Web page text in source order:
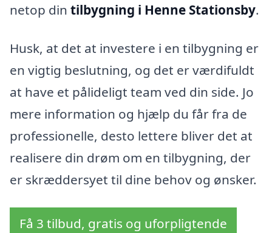
netop din tilbygning i Henne Stationsby.
Husk, at det at investere i en tilbygning er
en vigtig beslutning, og det er værdifuldt
at have et pålideligt team ved din side. Jo
mere information og hjælp du får fra de
professionelle, desto lettere bliver det at
realisere din drøm om en tilbygning, der
er skræddersyet til dine behov og ønsker.
Få 3 tilbud, gratis og uforpligtende